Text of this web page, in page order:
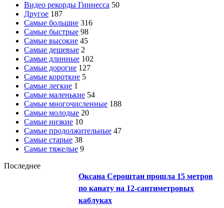
Видео рекорды Гиннесса 50
Другое 187
Самые большие 316
Самые быстрые 98
Самые высокие 45
Самые дешевые 2
Самые длинные 102
Самые дорогие 127
Самые короткие 5
Самые легкие 1
Самые маленькие 54
Самые многочисленные 188
Самые молодые 20
Самые низкие 10
Самые продолжительные 47
Самые старые 38
Самые тяжелые 9
Последнее
Оксана Сероштан прошла 15 метров
по канату на 12-сантиметровых
каблуках